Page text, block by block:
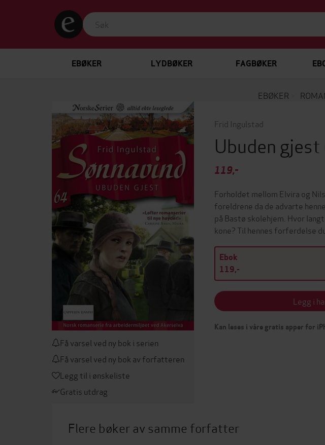
EBØKER LYDBØKER FAGBØKER
EBØKER
Få varsel ved ny bok i serien
Få varsel ved ny bok av forfatteren
Legg til i ønskeliste
Gratis utdrag
Frid Ingulstad
Ubuden gjest
119,-
Forholdet mellom Elvira og
foreldrene da de advarte
på Bastø skolehjem. Hvor
kone? Til hennes forferdelse
Ebok
119,-
Legg i
Kan leses i våre gratis apper for
Flere bøker av samme forfatter